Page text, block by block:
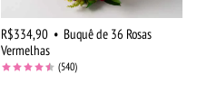
R$334,90 • Buquê de 36 Rosas
Vermelhas
(540)